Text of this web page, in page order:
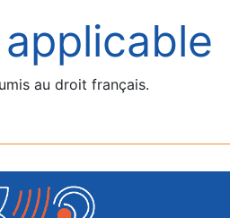
au droit français.